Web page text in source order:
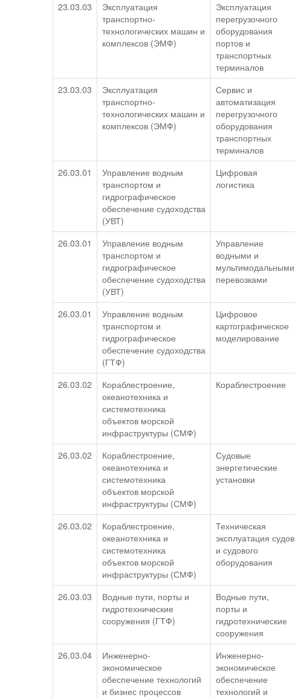
23.03.03
Эксплуатация
транспортно-
технологических машин и
комплексов (ЭМФ)
Эксплуатация
перегрузочного
оборудования
портов и
транспортных
терминалов
23.03.03
Эксплуатация
транспортно-
технологических машин и
комплексов (ЭМФ)
Сервис и
автоматизация
перегрузочного
оборудования
транспортных
терминалов
26.03.01
Управление водным
транспортом и
гидрографическое
обеспечение судоходства
(УВТ)
Цифровая
логистика
26.03.01
Управление водным
транспортом и
гидрографическое
обеспечение судоходства
(УВТ)
Управление
водными и
мультимодальными
перевозками
26.03.01
Управление водным
транспортом и
гидрографическое
обеспечение судоходства
(ГТФ)
Цифровое
картографическое
моделирование
26.03.02
Кораблестроение,
океанотехника и
системотехника
объектов морской
инфраструктуры (СМФ)
Кораблестроение
26.03.02
Кораблестроение,
океанотехника и
системотехника
объектов морской
инфраструктуры (СМФ)
Судовые
энергетические
установки
26.03.02
Кораблестроение,
океанотехника и
системотехника
объектов морской
инфраструктуры (СМФ)
Техническая
эксплуатация судов
и судового
оборудования
26.03.03
Водные пути, порты и
гидротехнические
сооружения (ГТФ)
Водные пути,
порты и
гидротехнические
сооружения
26.03.04
Инженерно-
экономическое
обеспечение технологий
и бизнес процессов
Инженерно-
экономическое
обеспечение
технологий и